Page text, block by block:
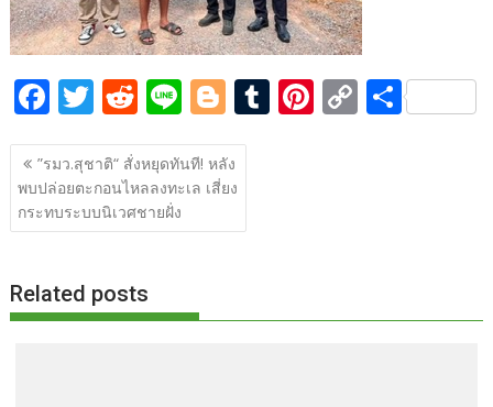
F
ac
e
b
o
k
T
w
itt
er
R
e
d
di
t
Li
n
e
Bl
o
g
g
er
T Pi C
k
S
แนะแนว
เรื่อง
”รมว.สุชาติ“ สั่งหยุดทันที! หลัง
พบปล่อยตะกอนไหลลงทะเล เสี่ยง
กระทบระบบนิเวศชายฝั่ง
Related posts